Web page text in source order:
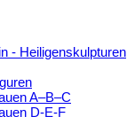
- Heiligenskulpturen
A–B–C
D-E-F